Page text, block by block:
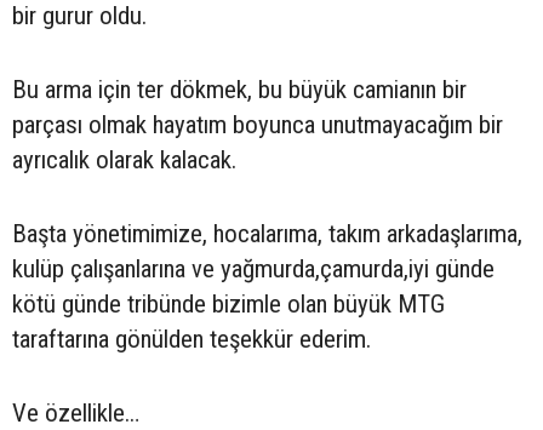
bir gurur oldu.
Bu arma için ter dökmek, bu büyük camianın bir
parçası olmak hayatım boyunca unutmayacağım bir
ayrıcalık olarak kalacak.
Başta yönetimimize, hocalarıma, takım arkadaşlarıma,
kulüp çalışanlarına ve yağmurda,çamurda,iyi günde
kötü günde tribünde bizimle olan büyük MTG
taraftarına gönülden teşekkür ederim.
Ve özellikle…